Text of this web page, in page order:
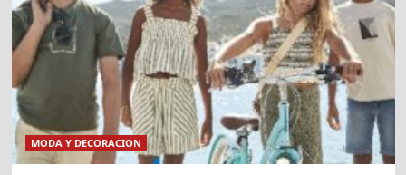
MODA Y DECORACION